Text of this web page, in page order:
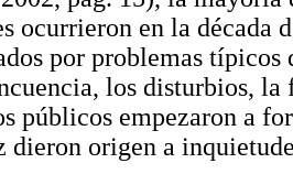
ocurrieron en la década
por problemas
los disturbios,
públicos empezaron a
dieron origen a